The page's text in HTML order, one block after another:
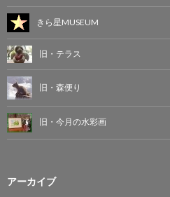
きら星MUSEUM
旧・テラス
旧・森便り
旧・今月の水彩画
アーカイブ